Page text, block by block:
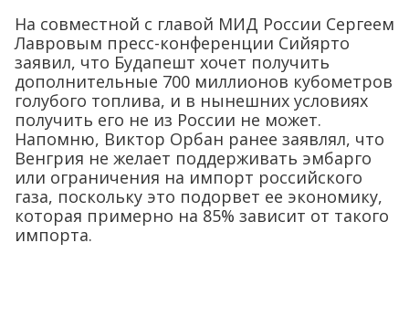
На совместной с главой МИД России Сергеем
Лавровым пресс-конференции Сийярто
заявил, что Будапешт хочет получить
дополнительные 700 миллионов кубометров
голубого топлива, и в нынешних условиях
получить его не из России не может.
Напомню, Виктор Орбан ранее заявлял, что
Венгрия не желает поддерживать эмбарго
или ограничения на импорт российского
газа, поскольку это подорвет ее экономику,
которая примерно на 85% зависит от такого
импорта.